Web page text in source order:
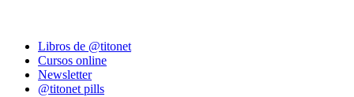
Libros de @titonet
Cursos online
Newsletter
@titonet pills